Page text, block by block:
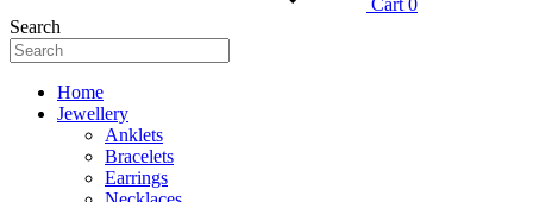
Search
Home
Jewellery
Anklets
Bracelets
Earrings